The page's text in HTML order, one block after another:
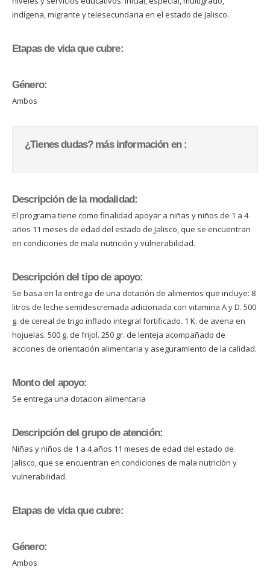
indígena, migrante y telesecundaria en el estado de Jalisco.
Etapas de vida que cubre:
Género:
Ambos
¿Tienes dudas? más información en :
Descripción de la modalidad:
El programa tiene como finalidad apoyar a niñas y niños de 1 a 4
años 11 meses de edad del estado de Jalisco, que se encuentran
en condiciones de mala nutrición y vulnerabilidad.
Descripción del tipo de apoyo:
Se basa en la entrega de una dotación de alimentos que incluye: 8
litros de leche semidescremada adicionada con vitamina A y D. 500
g. de cereal de trigo inflado integral fortificado. 1 K. de avena en
hojuelas. 500 g. de frijol. 250 gr. de lenteja acompañado de
acciones de orientación alimentaria y aseguramiento de la calidad.
Monto del apoyo:
Se entrega una dotacion alimentaria
Descripción del grupo de atención:
Niñas y niños de 1 a 4 años 11 meses de edad del estado de
Jalisco, que se encuentran en condiciones de mala nutrición y
vulnerabilidad.
Etapas de vida que cubre:
Género:
Ambos